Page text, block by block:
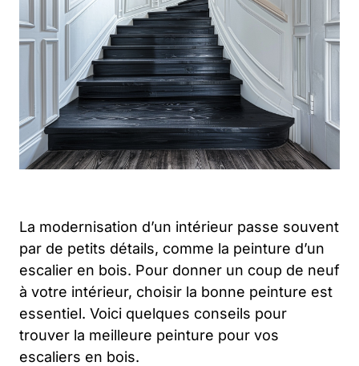
La modernisation d’un intérieur passe souvent
par de petits détails, comme la peinture d’un
escalier en bois. Pour donner un coup de neuf
à votre intérieur, choisir la bonne peinture est
essentiel. Voici quelques conseils pour
trouver la meilleure peinture pour vos
escaliers en bois.